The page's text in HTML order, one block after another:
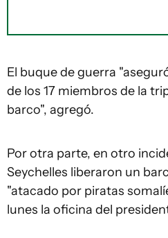
El buque de guerra
de los 17 miembros de la
barco", agregó.
Por otra parte, en otro
Seychelles liberaron un
"atacado por piratas
lunes la oficina del